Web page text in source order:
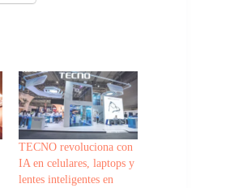
TECNO revoluciona con
IA en celulares, laptops y
lentes inteligentes en